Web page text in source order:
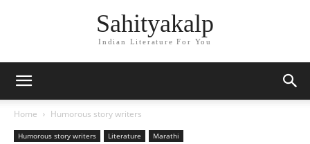
Sahityakalp
Indian Literature For You
Home Humorous story writers
Humorous story writers Literature Marathi